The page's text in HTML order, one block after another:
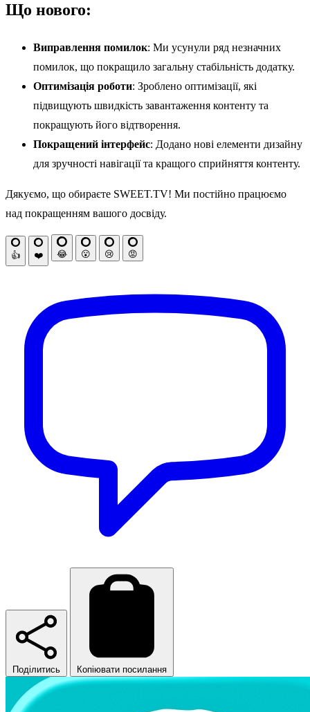
Що нового:
Виправлення помилок: Ми усунули ряд незначних
помилок, що покращило загальну стабільність додатку.
Оптимізація роботи: Зроблено оптимізації, які
підвищують швидкість завантаження контенту та
покращують його відтворення.
Покращений інтерфейс: Додано нові елементи дизайну
для зручності навігації та кращого сприйняття контенту.
Дякуємо, що обираєте SWEET.TV! Ми постійно працюємо
над покращенням вашого досвіду.
👍 ❤️ 😂 😮 😢 😡
Поділитись Копіювати посилання